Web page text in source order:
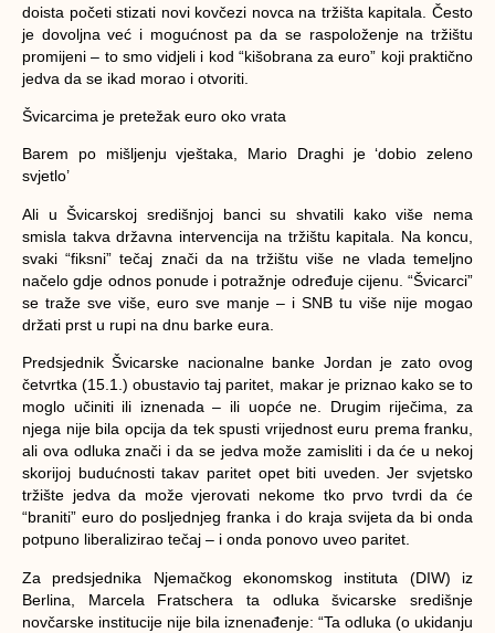
doista početi stizati novi kovčezi novca na tržišta kapitala. Često
je dovoljna već i mogućnost pa da se raspoloženje na tržištu
promijeni – to smo vidjeli i kod “kišobrana za euro” koji praktično
jedva da se ikad morao i otvoriti.
Švicarcima je pretežak euro oko vrata
Barem po mišljenju vještaka, Mario Draghi je ‘dobio zeleno
svjetlo’
Ali u Švicarskoj središnjoj banci su shvatili kako više nema
smisla takva državna intervencija na tržištu kapitala. Na koncu,
svaki “fiksni” tečaj znači da na tržištu više ne vlada temeljno
načelo gdje odnos ponude i potražnje određuje cijenu. “Švicarci”
se traže sve više, euro sve manje – i SNB tu više nije mogao
držati prst u rupi na dnu barke eura.
Predsjednik Švicarske nacionalne banke Jordan je zato ovog
četvrtka (15.1.) obustavio taj paritet, makar je priznao kako se to
moglo učiniti ili iznenada – ili uopće ne. Drugim riječima, za
njega nije bila opcija da tek spusti vrijednost euru prema franku,
ali ova odluka znači i da se jedva može zamisliti i da će u nekoj
skorijoj budućnosti takav paritet opet biti uveden. Jer svjetsko
tržište jedva da može vjerovati nekome tko prvo tvrdi da će
“braniti” euro do posljednjeg franka i do kraja svijeta da bi onda
potpuno liberalizirao tečaj – i onda ponovo uveo paritet.
Za predsjednika Njemačkog ekonomskog instituta (DIW) iz
Berlina, Marcela Fratschera ta odluka švicarske središnje
novčarske institucije nije bila iznenađenje: “Ta odluka (o ukidanju